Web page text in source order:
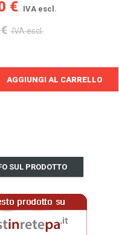
€ IVA escl.
IVA escl.
AGGIUNGI AL CARRELLO
SUL PRODOTTO